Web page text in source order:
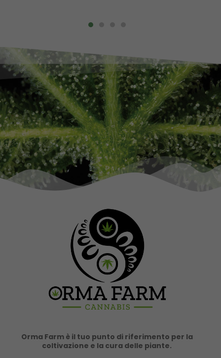
Orma Farm è il tuo punto di riferimento per la
coltivazione e la cura delle piante.